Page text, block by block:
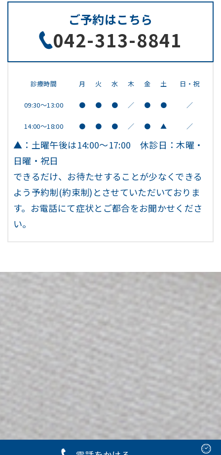
ご予約はこちら
042-313-8841
診療時間 月 火 水 木 金 土 日・祝
09:30～13:00 ● ● ● ／ ● ● ／
14:00～18:00 ● ● ● ／ ● ▲ ／
▲：土曜午後は14:00～17:00 休診日：木曜・
日曜・祝日
できるだけ、お待たせすることが少なくできる
よう予約制(約束制)とさせていただいておりま
す。お電話にて症状とご都合をお聞かせくださ
い。